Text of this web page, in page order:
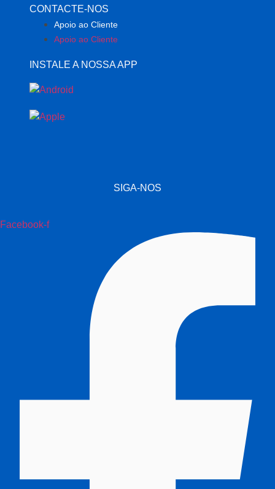
CONTACTE-NOS
Apoio ao Cliente
Apoio ao Cliente
INSTALE A NOSSA APP
SIGA-NOS
Facebook-f